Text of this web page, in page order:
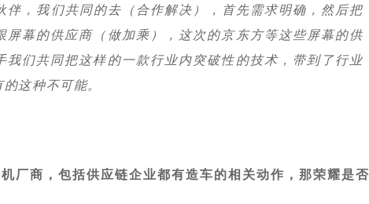
伴，我们共同的去（合作解决），首先需求明确，然后把
屏幕的供应商（做加乘），这次的京东方等这些屏幕的供
我们共同把这样的一款行业内突破性的技术，带到了行业
这种不可能。
厂商，包括供应链企业都有造车的相关动作，那荣耀是否